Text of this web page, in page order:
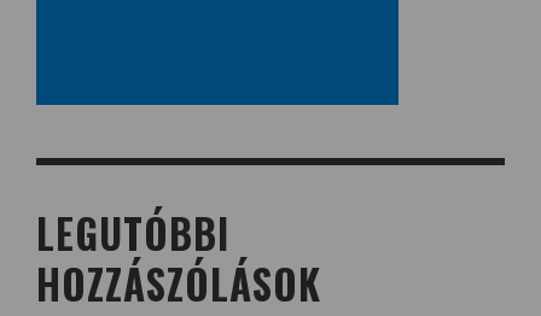
LEGUTÓBBI
HOZZÁSZÓLÁSOK